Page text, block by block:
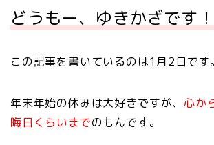
どうもー、ゆきかざです！
この記事を書いているのは1月2日です。
年末年始の休みは大好きですが、 心か
晦日くらいまでのもんです。